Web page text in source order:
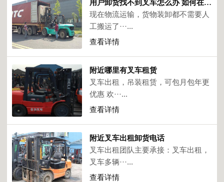
用户卸货找不到叉车怎么办 如何在附近找叉车
现在物流运输，货物装卸都不需要人
工搬运了···...
查看详情
附近哪里有叉车租赁
叉车出租，吊装租赁，可包月包年更
优惠 欢···...
查看详情
附近叉车出租卸货电话
叉车出租团队主要承接：叉车出租，
叉车多辆···...
查看详情